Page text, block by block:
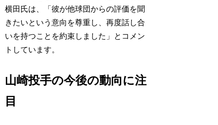
横田氏は、「彼が他球団からの評価を聞
きたいという意向を尊重し、再度話し合
いを持つことを約束しました」とコメン
トしています。
山崎投手の今後の動向に注
目